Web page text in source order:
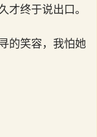
才终于说出口。
的笑容，我怕她